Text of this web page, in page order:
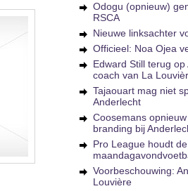
Odogu (opnieuw)
RSCA
Nieuwe linksachter
Officieel: Noa Ojea
Edward Still terug
coach van La
Tajaouart mag niet
Anderlecht
Coosemans
branding bij
Pro League houdt
Voorbeschouwing:
Louvière